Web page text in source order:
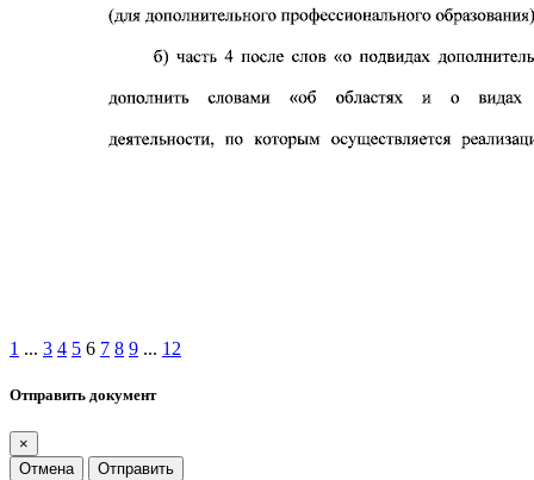
1 ... 3 4 5 6 7 8 9 ... 12
Отправить документ
×
Отмена
Отправить